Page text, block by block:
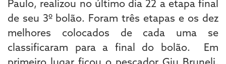
Paulo, realizou no último dia 22 a etapa final
de seu 3º bolão. Foram três etapas e os dez
melhores colocados de cada uma se
classificaram para a final do bolão. Em
primeiro lugar ficou o pescador Giu Bruneli,